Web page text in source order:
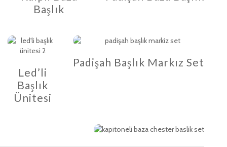
Başlık
Padişah Başlık Markız Set
Led’li
Başlık
Ünitesi